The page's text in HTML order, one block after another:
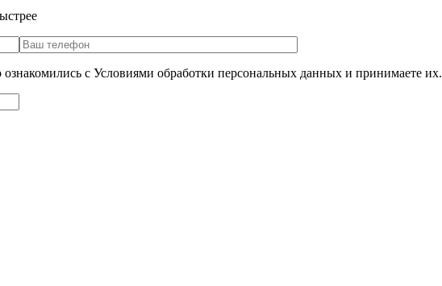
с Условиями обработки персональных данных и принимаете их.